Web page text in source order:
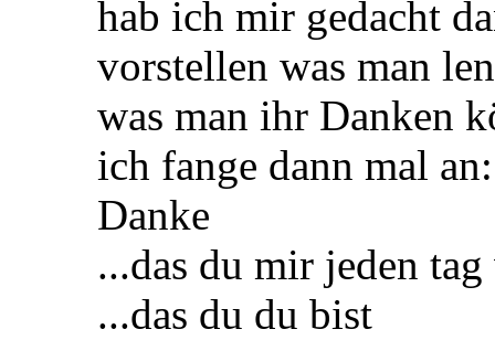
hab ich mir gedacht
vorstellen was man
was man ihr Danken
ich fange dann mal an:
Danke
...das du mir jeden
...das du du bist